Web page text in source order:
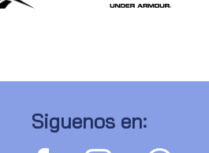
Siguenos en: